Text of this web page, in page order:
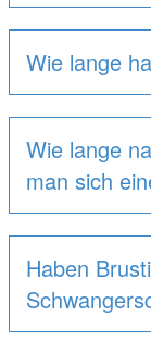
Wie lange
Wie lange
man sich
Haben